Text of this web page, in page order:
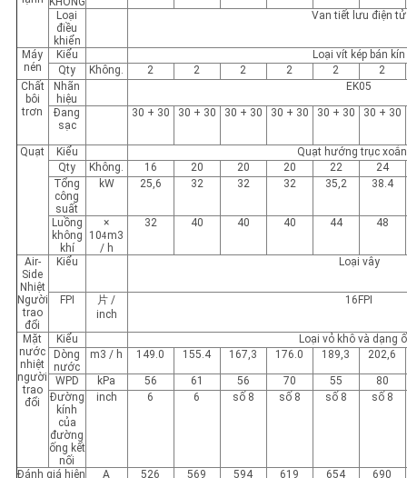
Loại
điều
khiển
Van tiết lưu điện tử
Máy
nén
Kiểu
Loại vít kép bán kín
Qty
Không. 2 2 2 2 2
2
Chất
bôi
trơn
Nhãn
hiệu
EK05
Đang
sạc
30 + 30 30 + 30 30 + 30 30 + 30 30 + 30 30 + 30
Quạt Kiểu
Quạt hướng trục
Qty
Không. 16 20 20 20 22
24
Tổng
công
suất
kW 25,6 32 32 32 35,2 38.4
Luồng
không
khí
×
104m3
/ h
32 40 40 40 44 48
Air-
Side
Nhiệt
Người
trao
đổi
Kiểu Loại vây
FPI
片 /
inch
16FPI
Mặt
nước
nhiệt
người
trao
đổi
Kiểu
Loại vỏ khô và dạng
Dòng
nước
m3 / h 149.0 155.4 167,3 176.0 189,3 202,6
WPD kPa 56 61 56 70 55
80
Đường
kính
của
đường
ống kết
nối
inch 6 6 số 8 số 8 số 8 số 8
Đánh giá hiện
A 526 569 594 619 654 690